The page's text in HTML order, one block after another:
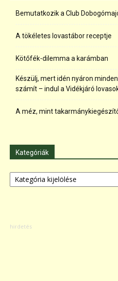
Bemutatkozik a Club
A tökéletes lovastábor receptje
Kötőfék-dilemma a karámban
Készülj, mert idén nyáron
számít – indul a Vidékjáró
A méz, mint
Kategóriák
Kategóriák